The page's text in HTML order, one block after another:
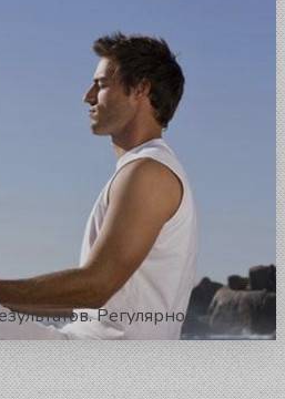
Регулярное